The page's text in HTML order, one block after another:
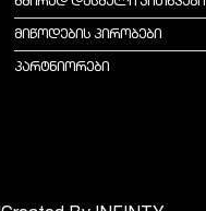
მიწოდების პირობები
პარტნიორები